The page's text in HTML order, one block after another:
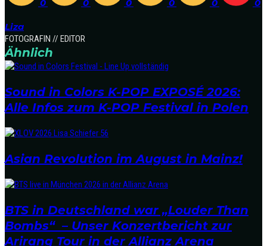
0 0 0 0 0 0
Liza
FOTOGRAFIN // EDITOR
Ähnlich
Sound in Colors K-POP EXPOSÉ 2026:
Alle Infos zum K-POP Festival in Polen
Asian Revolution im August in Mainz!
BTS in Deutschland war „Louder Than
Bombs“ – Unser Konzertbericht zur
Arirang Tour in der Allianz Arena